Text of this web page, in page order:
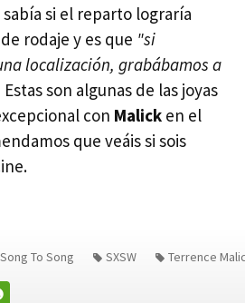
si el reparto lograría
rodaje y es que "si
localización, grabábamos a
Estas son algunas de las joyas
con Malick en el
que veáis si sois
Song To Song SXSW Terrence